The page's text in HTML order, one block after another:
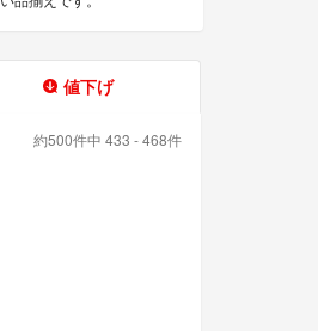
値下げ
約500件中 433 - 468件